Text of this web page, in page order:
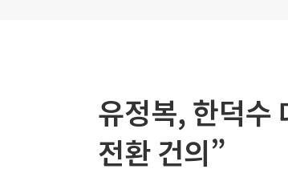
유정복, 한덕수
전환 건의”